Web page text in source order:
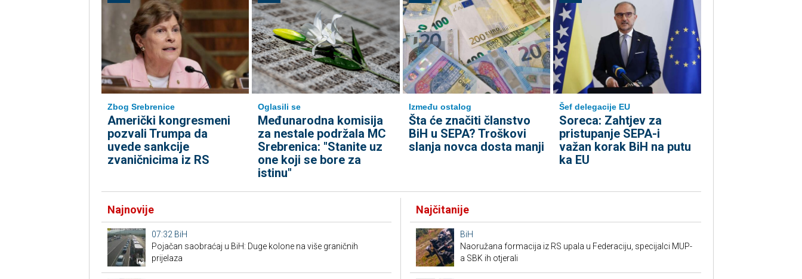
Zbog Srebrenice
Američki kongresmeni
pozvali Trumpa da
uvede sankcije
zvaničnicima iz RS
Oglasili se
Međunarodna komisija
za nestale podržala MC
Srebrenica: "Stanite uz
one koji se bore za
istinu"
Između ostalog
Šta će značiti članstvo
BiH u SEPA? Troškovi
slanja novca dosta manji
Šef delegacije EU
Soreca: Zahtjev za
pristupanje SEPA-i
važan korak BiH na putu
ka EU
Najnovije
07:32 BiH
Pojačan saobraćaj u BiH: Duge kolone na više graničnih
prijelaza
Najčitanije
BiH
Naoružana formacija iz RS upala u Federaciju, specijalci MUP-
a SBK ih otjerali